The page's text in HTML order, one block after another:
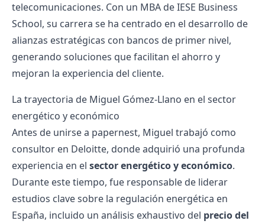
telecomunicaciones. Con un MBA de IESE Business
School, su carrera se ha centrado en el desarrollo de
alianzas estratégicas con bancos de primer nivel,
generando soluciones que facilitan el ahorro y
mejoran la experiencia del cliente.
La trayectoria de Miguel Gómez-Llano en el sector
energético y económico
Antes de unirse a papernest, Miguel trabajó como
consultor en Deloitte, donde adquirió una profunda
experiencia en el sector energético y económico.
Durante este tiempo, fue responsable de liderar
estudios clave sobre la regulación energética en
España, incluido un análisis exhaustivo del precio del